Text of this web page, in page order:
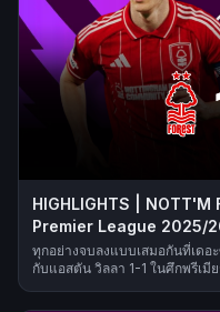
HIGHLIGHTS | NOTT'M
Premier League 2025/
ทุกอย่างจบลงแบบเสมอกันที่เดอ
กับแอสตัน วิลลา 1-1 ในศึกพรีเมียร์ลีก รับชมไฮไลต์เกมที่น็อตติ้งแฮม